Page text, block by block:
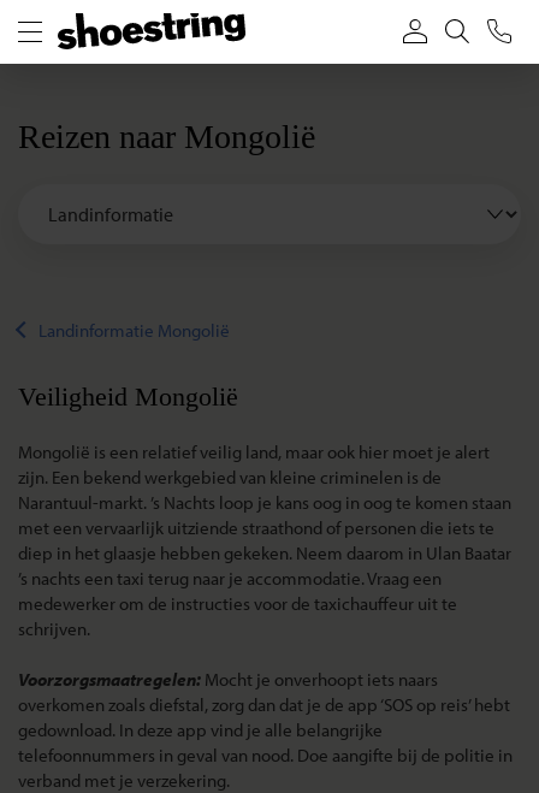
Reizen naar Mongolië
Landinformatie Mongolië
Veiligheid Mongolië
Mongolië is een relatief veilig land, maar ook hier moet je alert
zijn. Een bekend werkgebied van kleine criminelen is de
Narantuul-markt. ’s Nachts loop je kans oog in oog te komen staan
met een vervaarlijk uitziende straathond of personen die iets te
diep in het glaasje hebben gekeken. Neem daarom in Ulan Baatar
’s nachts een taxi terug naar je accommodatie. Vraag een
medewerker om de instructies voor de taxichauffeur uit te
schrijven.
Voorzorgsmaatregelen: Mocht je onverhoopt iets naars
overkomen zoals diefstal, zorg dan dat je de app ‘SOS op reis’ hebt
gedownload. In deze app vind je alle belangrijke
telefoonnummers in geval van nood. Doe aangifte bij de politie in
verband met je verzekering.